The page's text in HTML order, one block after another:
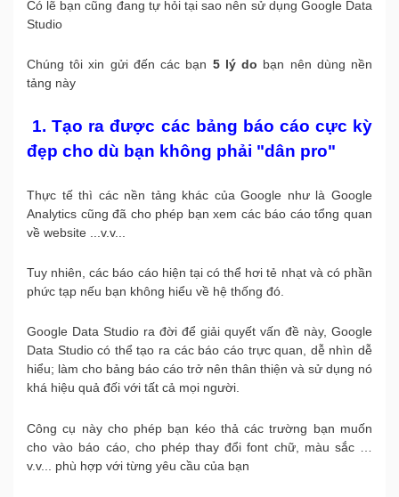
Có lẽ bạn cũng đang tự hỏi tại sao nên sử dụng Google Data
Studio
Chúng tôi xin gửi đến các bạn 5 lý do bạn nên dùng nền
tảng này
1. Tạo ra được các bảng báo cáo cực kỳ
đẹp cho dù bạn không phải "dân pro"
Thực tế thì các nền tảng khác của Google như là Google
Analytics cũng đã cho phép bạn xem các báo cáo tổng quan
về website ...v.v...
Tuy nhiên, các báo cáo hiện tại có thể hơi tẻ nhạt và có phần
phức tạp nếu bạn không hiểu về hệ thống đó.
Google Data Studio ra đời để giải quyết vấn đề này, Google
Data Studio có thể tạo ra các báo cáo trực quan, dễ nhìn dễ
hiểu; làm cho bảng báo cáo trở nên thân thiện và sử dụng nó
khá hiệu quả đối với tất cả mọi người.
Công cụ này cho phép bạn kéo thả các trường bạn muốn
cho vào báo cáo, cho phép thay đổi font chữ, màu sắc …
v.v... phù hợp với từng yêu cầu của bạn